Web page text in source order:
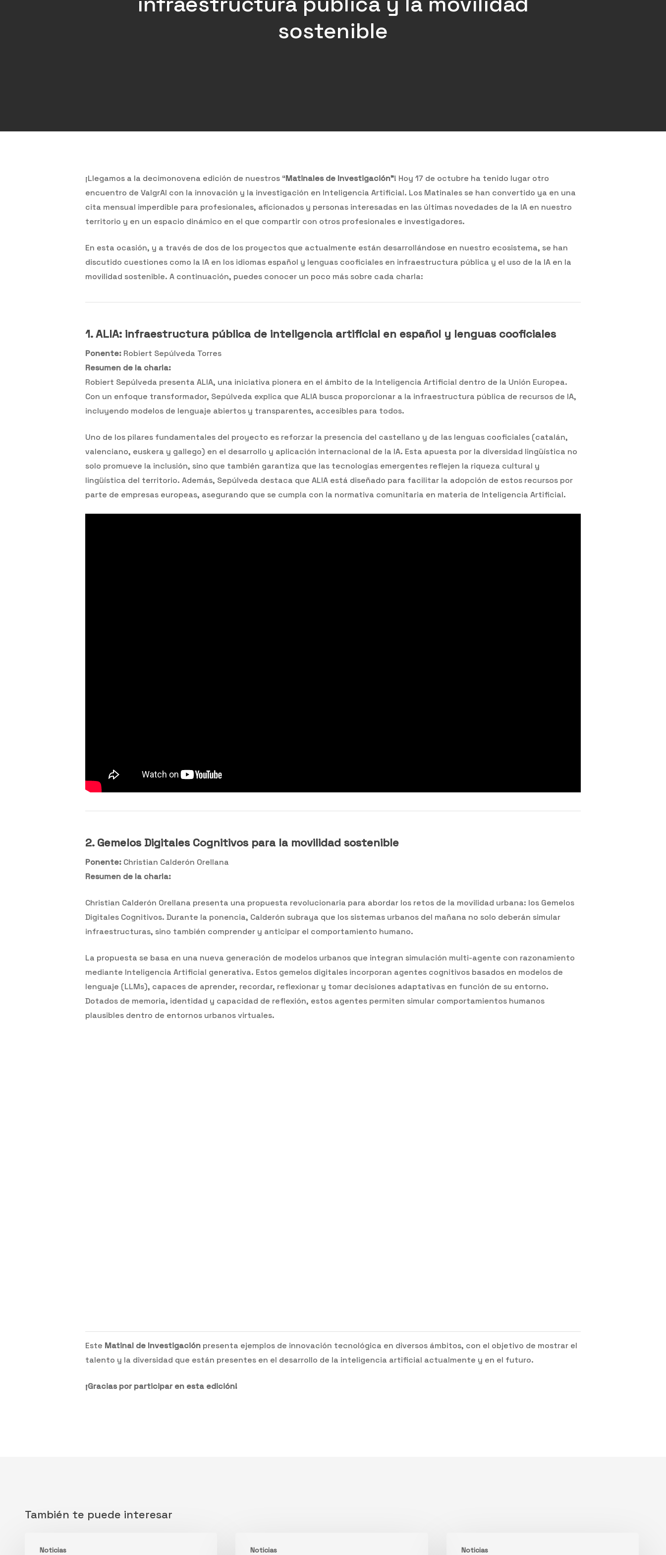
Hit enter to search or ESC to close
sostenible
¡Llegamos a la decimonovena edición de nuestros “Matinales de Investigación”! Hoy 17 de octubre ha tenido lugar otro
encuentro de ValgrAI con la innovación y la investigación en Inteligencia Artificial. Los Matinales se han convertido ya en una
cita mensual imperdible para profesionales, aficionados y personas interesadas en las últimas novedades de la IA en nuestro
territorio y en un espacio dinámico en el que compartir con otros profesionales e investigadores.
En esta ocasión, y a través de dos de los proyectos que actualmente están desarrollándose en nuestro ecosistema, se han
discutido cuestiones como la IA en los idiomas español y lenguas cooficiales en infraestructura pública y el uso de la IA en la
movilidad sostenible. A continuación, puedes conocer un poco más sobre cada charla:
1. ALIA: infraestructura pública de inteligencia artificial en español y lenguas cooficiales
Ponente: Robiert Sepúlveda Torres
Resumen de la charla:
Robiert Sepúlveda presenta ALIA, una iniciativa pionera en el ámbito de la Inteligencia Artificial dentro de la Unión Europea.
Con un enfoque transformador, Sepúlveda explica que ALIA busca proporcionar a la infraestructura pública de recursos de IA,
incluyendo modelos de lenguaje abiertos y transparentes, accesibles para todos.
Uno de los pilares fundamentales del proyecto es reforzar la presencia del castellano y de las lenguas cooficiales (catalán,
valenciano, euskera y gallego) en el desarrollo y aplicación internacional de la IA. Esta apuesta por la diversidad lingüística no
solo promueve la inclusión, sino que también garantiza que las tecnologías emergentes reflejen la riqueza cultural y
lingüística del territorio. Además, Sepúlveda destaca que ALIA está diseñado para facilitar la adopción de estos recursos por
parte de empresas europeas, asegurando que se cumpla con la normativa comunitaria en materia de Inteligencia Artificial.
2. Gemelos Digitales Cognitivos para la movilidad sostenible
Ponente: Christian Calderón Orellana
Resumen de la charla:
Christian Calderón Orellana presenta una propuesta revolucionaria para abordar los retos de la movilidad urbana: los Gemelos
Digitales Cognitivos. Durante la ponencia, Calderón subraya que los sistemas urbanos del mañana no solo deberán simular
infraestructuras, sino también comprender y anticipar el comportamiento humano.
La propuesta se basa en una nueva generación de modelos urbanos que integran simulación multi-agente con razonamiento
mediante Inteligencia Artificial generativa. Estos gemelos digitales incorporan agentes cognitivos basados en modelos de
lenguaje (LLMs), capaces de aprender, recordar, reflexionar y tomar decisiones adaptativas en función de su entorno.
Dotados de memoria, identidad y capacidad de reflexión, estos agentes permiten simular comportamientos humanos
plausibles dentro de entornos urbanos virtuales.
Este Matinal de Investigación presenta ejemplos de innovación tecnológica en diversos ámbitos, con el objetivo de mostrar el
talento y la diversidad que están presentes en el desarrollo de la inteligencia artificial actualmente y en el futuro.
¡Gracias por participar en esta edición!
También te puede interesar
Noticias Noticias Noticias